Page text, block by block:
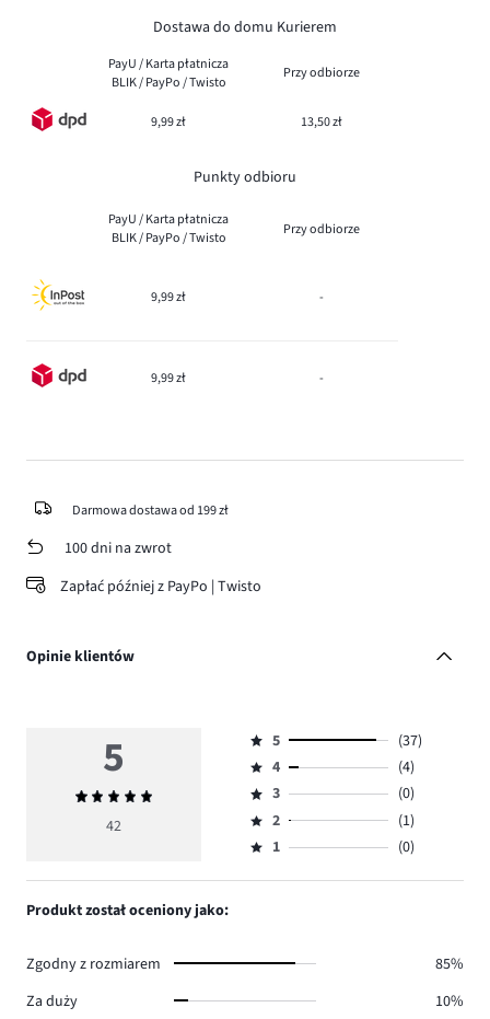
Dostawa do domu Kurierem
PayU / Karta płatnicza
BLIK / PayPo / Twisto
Przy odbiorze
9,99 zł 13,50 zł
Punkty odbioru
PayU / Karta płatnicza
BLIK / PayPo / Twisto
Przy odbiorze
9,99 zł -
9,99 zł -
Darmowa dostawa od 199 zł
100 dni na zwrot
Zapłać później z PayPo | Twisto
Opinie klientów
5
Średnia
ocena
42
Ocena
5,
ilość
głosów
37.
5
(37)
Ocena
4,
ilość
głosów
4
(4)
Ocena
3,
ilość
3
(0)
Ocena
2,
2
(1)
Ocena
1,
1 (0)
Produkt został oceniony jako:
Zgodny z rozmiarem
85%
Za duży
10%